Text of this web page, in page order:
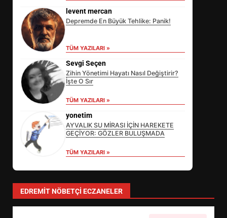
levent mercan
Depremde En Büyük Tehlike: Panik!
TÜM YAZILARI »
Sevgi Seçen
Zihin Yönetimi Hayatı Nasıl Değiştirir?
İşte O Sır
TÜM YAZILARI »
yonetim
AYVALIK SU MİRASI İÇİN HAREKETE
GEÇİYOR: GÖZLER BULUŞMADA
TÜM YAZILARI »
EDREMIT NÖBETÇI ECZANELER
SÜRDÜRÜLEBİLİRLİKTE NE
DEĞİŞECEK?
4